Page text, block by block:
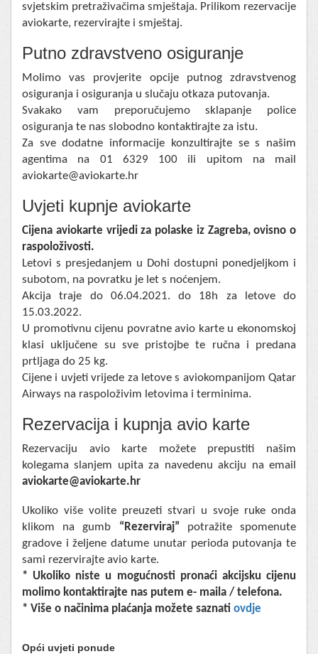
svjetskim pretraživačima smještaja. Prilikom rezervacije
aviokarte, rezervirajte i smještaj.
Putno zdravstveno osiguranje
Molimo vas provjerite opcije putnog zdravstvenog
osiguranja i osiguranja u slučaju otkaza putovanja.
Svakako vam preporučujemo sklapanje police
osiguranja te nas slobodno kontaktirajte za istu.
Za sve dodatne informacije konzultirajte se s našim
agentima na 01 6329 100 ili upitom na mail
aviokarte@aviokarte.hr
Uvjeti kupnje aviokarte
Cijena aviokarte vrijedi za polaske iz Zagreba, ovisno o
raspoloživosti.
Letovi s presjedanjem u Dohi dostupni ponedjeljkom i
subotom, na povratku je let s noćenjem.
Akcija traje do 06.04.2021. do 18h za letove do
15.03.2022.
U promotivnu cijenu povratne avio karte u ekonomskoj
klasi uključene su sve pristojbe te ručna i predana
prtljaga do 25 kg.
Cijene i uvjeti vrijede za letove s aviokompanijom Qatar
Airways na raspoloživim letovima i terminima.
Rezervacija i kupnja avio karte
Rezervaciju avio karte možete prepustiti našim
kolegama slanjem upita za navedenu akciju na email
aviokarte@aviokarte.hr
Ukoliko više volite preuzeti stvari u svoje ruke onda
klikom na gumb “Rezerviraj” potražite spomenute
gradove i željene datume unutar perioda putovanja te
sami rezervirajte avio karte.
* Ukoliko niste u mogućnosti pronaći akcijsku cijenu
molimo kontaktirajte nas putem e- maila / telefona.
* Više o načinima plaćanja možete saznati ovdje
Opći uvjeti ponude